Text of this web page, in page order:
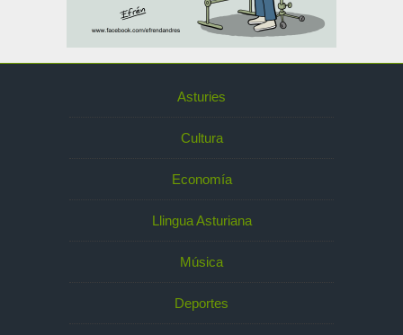
Asturies
Cultura
Economía
Llingua Asturiana
Música
Deportes